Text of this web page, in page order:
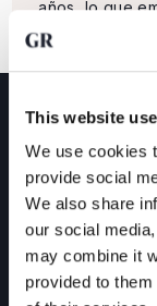
This website
We use cookies
provide social
We also share
our social
may combine it
provided to
años, lo que